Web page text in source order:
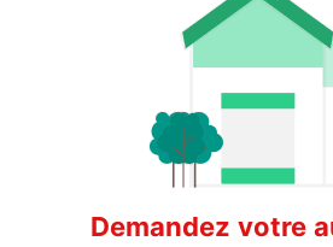
Demandez votre